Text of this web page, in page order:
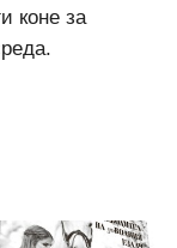
коне за